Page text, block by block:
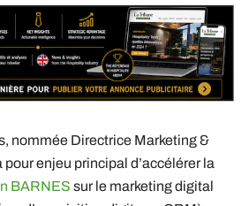
nommée Directrice Marketing &
enjeu principal d’accélérer la
BARNES sur le marketing digital